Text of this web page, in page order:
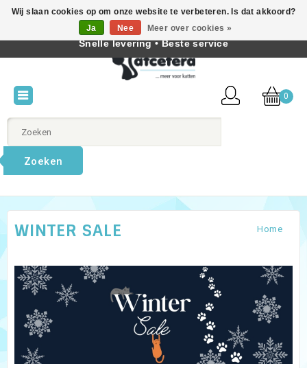
Nederlands
0
Zoeken
WINTER SALE Home
Wij slaan cookies op om onze website te verbeteren. Is dat akkoord?
Ja
Nee Meer over cookies »
Beste producten voor katten • Kennis van kattengedrag •
Snelle levering • Beste service